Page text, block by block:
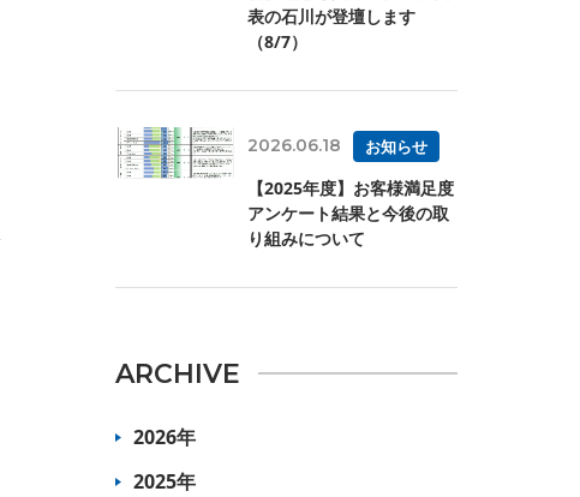
表の石川が登壇します
（8/7）
2026.06.18 お知らせ
【2025年度】お客様満足度
アンケート結果と今後の取
り組みについて
ARCHIVE
2026年
2025年